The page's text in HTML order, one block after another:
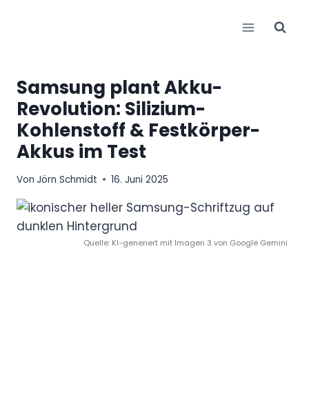
Samsung plant Akku-
Revolution: Silizium-
Kohlenstoff & Festkörper-
Akkus im Test
Von Jörn Schmidt 16. Juni 2025
Quelle: KI-generiert mit Imagen 3 von Google Gemini